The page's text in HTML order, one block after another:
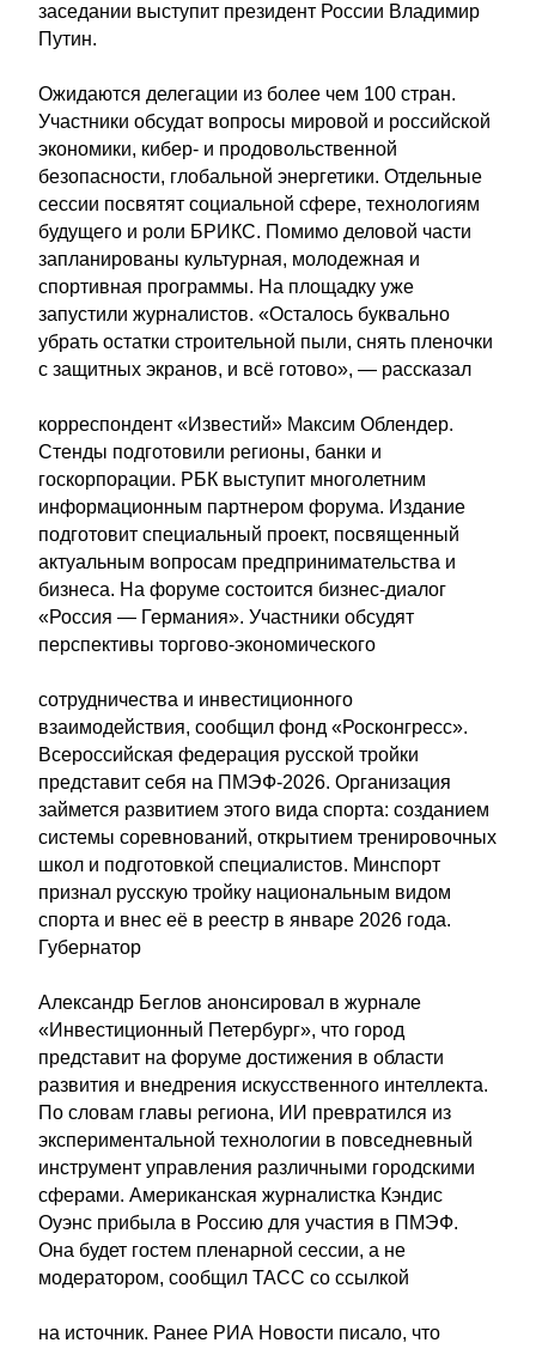
заседании выступит президент России Владимир
Путин.
Ожидаются делегации из более чем 100 стран.
Участники обсудат вопросы мировой и российской
экономики, кибер- и продовольственной
безопасности, глобальной энергетики. Отдельные
сессии посвятят социальной сфере, технологиям
будущего и роли БРИКС. Помимо деловой части
запланированы культурная, молодежная и
спортивная программы. На площадку уже
запустили журналистов. «Осталось буквально
убрать остатки строительной пыли, снять пленочки
с защитных экранов, и всё готово», — рассказал
корреспондент «Известий» Максим Облендер.
Стенды подготовили регионы, банки и
госкорпорации. РБК выступит многолетним
информационным партнером форума. Издание
подготовит специальный проект, посвященный
актуальным вопросам предпринимательства и
бизнеса. На форуме состоится бизнес-диалог
«Россия — Германия». Участники обсудят
перспективы торгово-экономического
сотрудничества и инвестиционного
взаимодействия, сообщил фонд «Росконгресс».
Всероссийская федерация русской тройки
представит себя на ПМЭФ-2026. Организация
займется развитием этого вида спорта: созданием
системы соревнований, открытием тренировочных
школ и подготовкой специалистов. Минспорт
признал русскую тройку национальным видом
спорта и внес её в реестр в январе 2026 года.
Губернатор
Александр Беглов анонсировал в журнале
«Инвестиционный Петербург», что город
представит на форуме достижения в области
развития и внедрения искусственного интеллекта.
По словам главы региона, ИИ превратился из
экспериментальной технологии в повседневный
инструмент управления различными городскими
сферами. Американская журналистка Кэндис
Оуэнс прибыла в Россию для участия в ПМЭФ.
Она будет гостем пленарной сессии, а не
модератором, сообщил ТАСС со ссылкой
на источник. Ранее РИА Новости писало, что